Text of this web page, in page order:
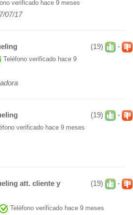
verificado hace 9 meses
07/17
(19) -
Teléfono verificado hace 9
(19) -
verificado hace 9 meses
(19) -
att. cliente y
Teléfono verificado hace 9 meses